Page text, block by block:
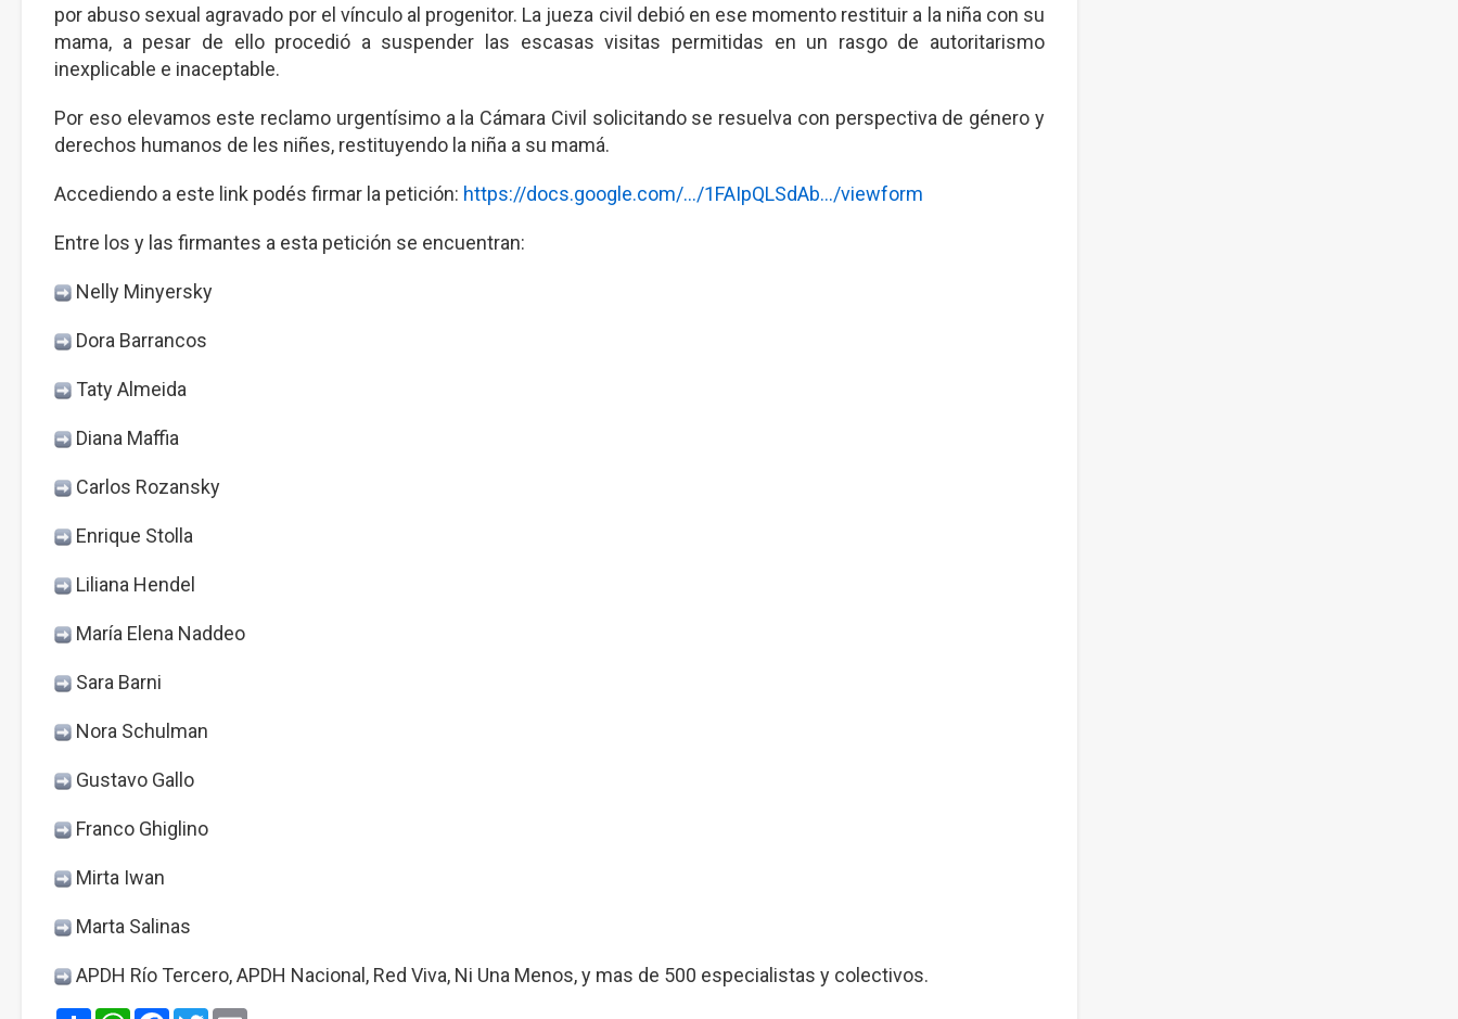
por abuso sexual agravado por el vínculo al progenitor. La jueza civil debió en ese momento restituir a la niña con su
mama, a pesar de ello procedió a suspender las escasas visitas permitidas en un rasgo de autoritarismo
inexplicable e inaceptable.
Por eso elevamos este reclamo urgentísimo a la Cámara Civil solicitando se resuelva con perspectiva de género y
derechos humanos de les niñes, restituyendo la niña a su mamá.
Accediendo a este link podés firmar la petición: https://docs.google.com/.../1FAIpQLSdAb.../viewform
Entre los y las firmantes a esta petición se encuentran:
Nelly Minyersky
Dora Barrancos
Taty Almeida
Diana Maffia
Carlos Rozansky
Enrique Stolla
Liliana Hendel
María Elena Naddeo
Sara Barni
Nora Schulman
Gustavo Gallo
Franco Ghiglino
Mirta Iwan
Marta Salinas
APDH Río Tercero, APDH Nacional, Red Viva, Ni Una Menos, y mas de 500 especialistas y colectivos.